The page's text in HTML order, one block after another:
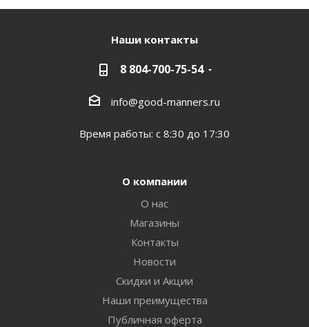
Наши контакты
8 804-700-75-54
info@good-manners.ru
Время работы: с 8:30 до 17:30
О компании
О нас
Магазины
Контакты
Новости
Скидки и Акции
Наши преимущества
Публичная оферта